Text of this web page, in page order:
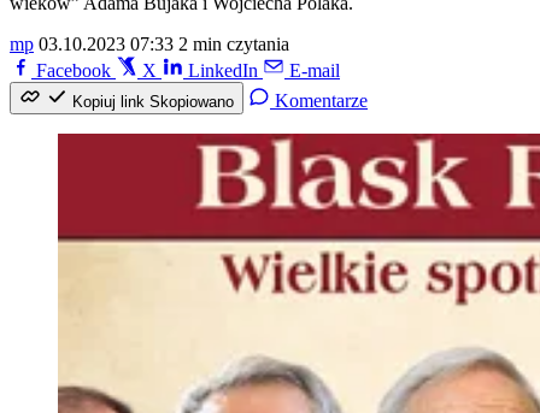
mp 03.10.2023 07:33 2 min czytania
Facebook
X LinkedIn E-mail
Kopiuj link Skopiowano Komentarze